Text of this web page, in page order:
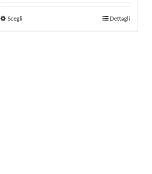
Scegli Dettagli